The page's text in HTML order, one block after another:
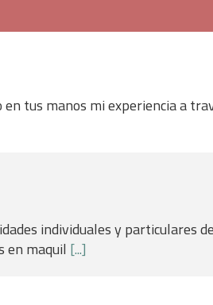
tus manos mi experiencia a
individuales y particulares
en maquil [...]